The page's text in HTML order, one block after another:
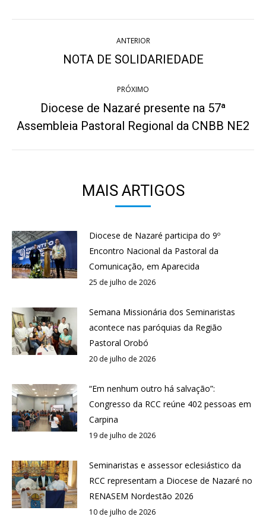
ANTERIOR
Post
NOTA DE SOLIDARIEDADE
PRÓXIMO
Próximo
post:
Diocese de Nazaré presente na 57ª
Assembleia Pastoral Regional da CNBB NE2
MAIS ARTIGOS
Diocese de Nazaré participa do 9º
Encontro Nacional da Pastoral da
Comunicação, em Aparecida
25 de julho de 2026
Semana Missionária dos Seminaristas
acontece nas paróquias da Região
Pastoral Orobó
20 de julho de 2026
“Em nenhum outro há salvação”:
Congresso da RCC reúne 402 pessoas em
Carpina
19 de julho de 2026
Seminaristas e assessor eclesiástico da
RCC representam a Diocese de Nazaré no
RENASEM Nordestão 2026
10 de julho de 2026